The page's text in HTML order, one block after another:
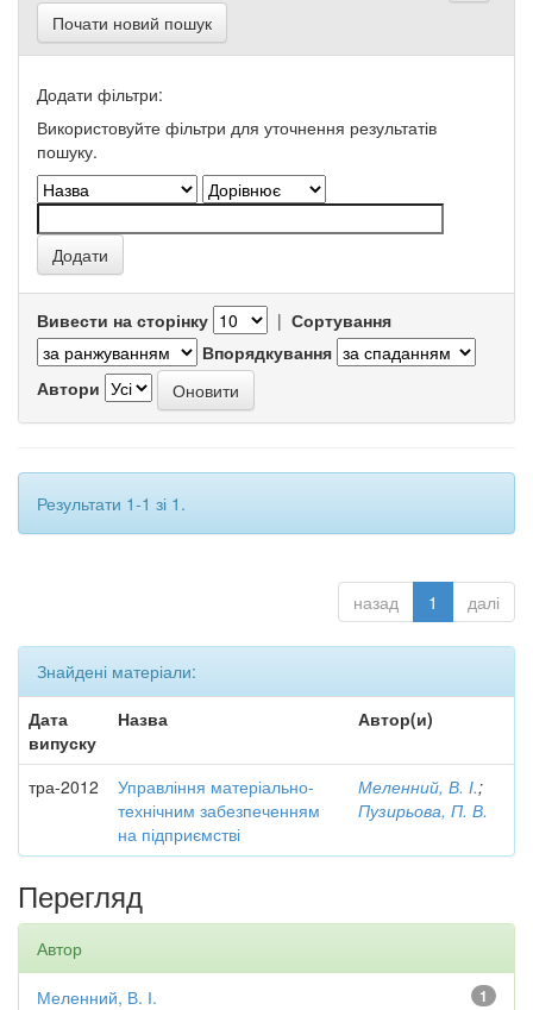
Почати новий пошук
Додати фільтри:
Використовуйте фільтри для уточнення результатів
пошуку.
Вивести на сторінку | Сортування
Впорядкування
Автори
Результати 1-1 зі 1.
назад 1 далі
Знайдені матеріали:
Дата
випуску
Назва Автор(и)
тра-2012
Управління матеріально-
технічним забезпеченням
на підприємстві
Меленний, В. І.;
Пузирьова, П. В.
Перегляд
Автор
1
Меленний, В. І.